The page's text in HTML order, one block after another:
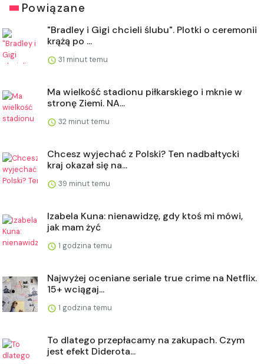
Powiązane
"Bradley i Gigi chcieli ślubu". Plotki o ceremonii
krążą po ...
31 minut temu
Ma wielkość stadionu piłkarskiego i mknie w
stronę Ziemi. NA...
32 minut temu
Chcesz wyjechać z Polski? Ten nadbałtycki
kraj okazał się na...
39 minut temu
Izabela Kuna: nienawidzę, gdy ktoś mi mówi,
jak mam żyć
1 godzina temu
Najwyżej oceniane seriale true crime na Netflix.
15+ wciągaj...
1 godzina temu
To dlatego przepłacamy na zakupach. Czym
jest efekt Diderota...